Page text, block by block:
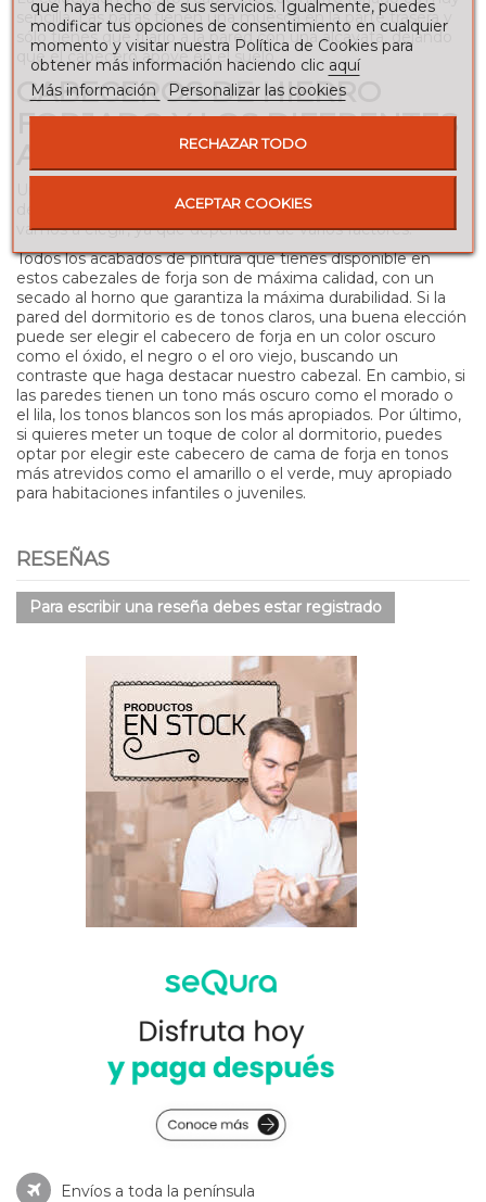
sencilla. Las patas tienen una muesca en la parte trasera y
sólo tienes que fijarlo a la pared con una alcayata, dejando
que el cabecero apoye en el suelo.
CABECEROS DE HIERRO
FORJADO Y LOS DIFERENTES
ACABADOS
de comprar nuestro cabecero de hierro es el color que
vamos a elegir, ya que dependerá de varios factores.
Todos los acabados de pintura que tienes disponible en
estos cabezales de forja son de máxima calidad, con un
secado al horno que garantiza la máxima durabilidad. Si la
pared del dormitorio es de tonos claros, una buena elección
puede ser elegir el cabecero de forja en un color oscuro
como el óxido, el negro o el oro viejo, buscando un
contraste que haga destacar nuestro cabezal. En cambio, si
las paredes tienen un tono más oscuro como el morado o
el lila, los tonos blancos son los más apropiados. Por último,
si quieres meter un toque de color al dormitorio, puedes
optar por elegir este cabecero de cama de forja en tonos
más atrevidos como el amarillo o el verde, muy apropiado
para habitaciones infantiles o juveniles.
RESEÑAS
Para escribir una reseña debes estar registrado
Envíos a toda la península
que haya hecho de sus servicios. Igualmente, puedes
modificar tus opciones de consentimiento en cualquier
momento y visitar nuestra Política de Cookies para
obtener más información haciendo clic aquí
Más información
Personalizar las cookies
RECHAZAR TODO
ACEPTAR COOKIES